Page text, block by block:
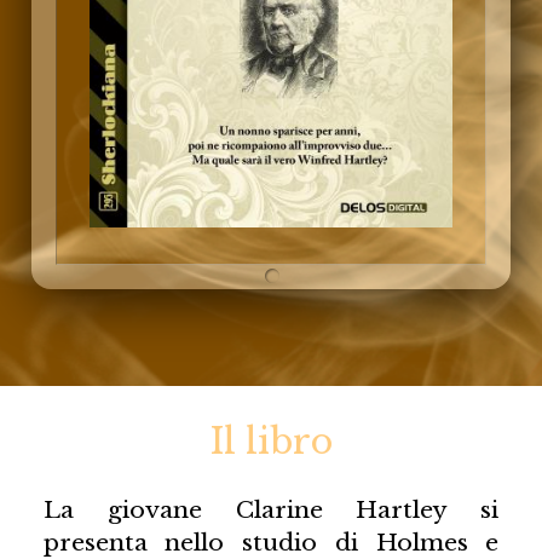
Il libro
La giovane Clarine Hartley si
presenta nello studio di Holmes e